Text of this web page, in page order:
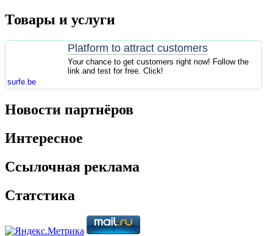
Товары и услуги
Platform to attract customers
Your chance to get customers right now! Follow the
link and test for free. Click!
surfe.be
Новости партнёров
Интересное
Ссылочная реклама
Статстика